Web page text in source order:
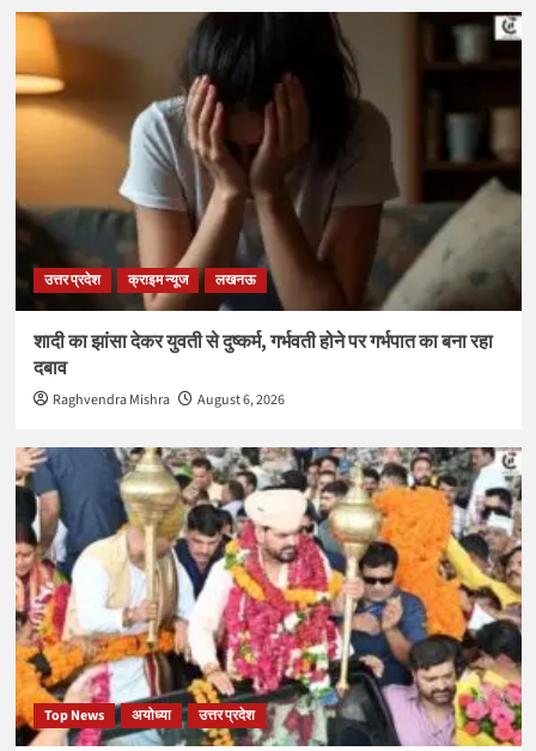
उत्तर प्रदेश क्राइम न्यूज लखनऊ
शादी का झांसा देकर युवती से दुष्कर्म, गर्भवती होने पर गर्भपात का बना रहा
दबाव
Raghvendra Mishra August 6, 2026
Top News अयोध्या उत्तर प्रदेश